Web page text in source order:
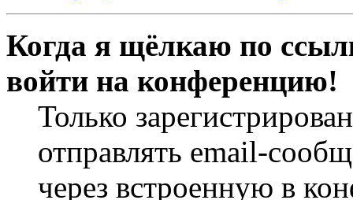
Когда я щёлкаю по
войти на конференцию!
Только
отправлять email-
через встроенную в